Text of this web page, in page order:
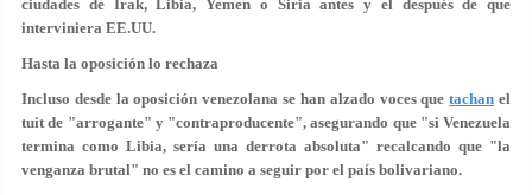
ciudades de Irak, Libia, Yemen o Siria antes y el después de que
interviniera EE.UU.
Hasta la oposición lo rechaza
Incluso desde la oposición venezolana se han alzado voces quetachan el
tuit de "arrogante" y "contraproducente", asegurando que "si Venezuela
termina como Libia, sería una derrota absoluta" recalcando que "la
venganza brutal" no es el camino a seguir por el país bolivariano.